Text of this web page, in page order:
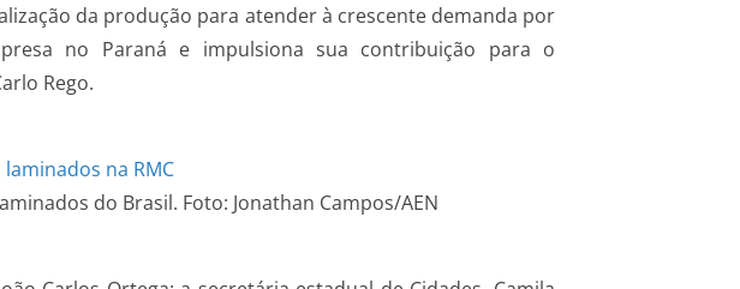
da produção para atender à crescente demanda por
no Paraná e impulsiona sua contribuição para o
Rego.
do Brasil. Foto: Jonathan Campos/AEN